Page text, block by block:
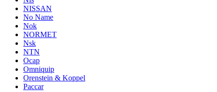
NISSAN
No Name
Nok
NORMET
Nsk
NTN
Ocap
Omniquip
Orenstein & Koppel
Paccar